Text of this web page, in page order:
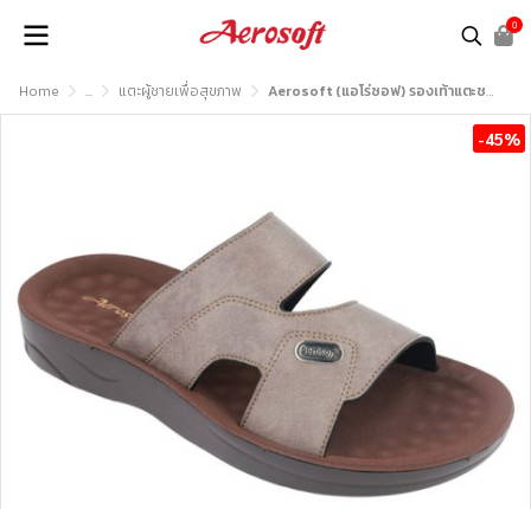
0
Home ... แตะผู้ชายเพื่อสุขภาพ Aerosoft (แอโร่ซอฟ) รองเท้าแตะชาย เพื่อสุขภาพ รุ่น SM2024
-45%